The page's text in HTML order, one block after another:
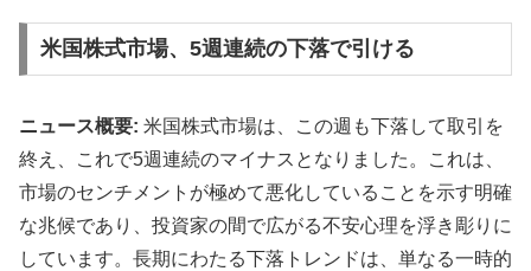
米国株式市場、5週連続の下落で引ける
ニュース概要: 米国株式市場は、この週も下落して取引を
終え、これで5週連続のマイナスとなりました。これは、
市場のセンチメントが極めて悪化していることを示す明確
な兆候であり、投資家の間で広がる不安心理を浮き彫りに
しています。長期にわたる下落トレンドは、単なる一時的